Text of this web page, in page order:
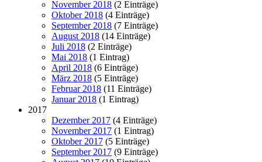
November 2018 (2 Einträge)
Oktober 2018 (4 Einträge)
September 2018 (7 Einträge)
August 2018 (14 Einträge)
Juli 2018 (2 Einträge)
Mai 2018 (1 Eintrag)
April 2018 (6 Einträge)
März 2018 (5 Einträge)
Februar 2018 (11 Einträge)
Januar 2018 (1 Eintrag)
2017
Dezember 2017 (4 Einträge)
November 2017 (1 Eintrag)
Oktober 2017 (5 Einträge)
September 2017 (9 Einträge)